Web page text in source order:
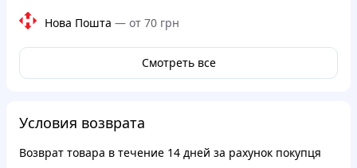
Нова Пошта — от 70 грн
Смотреть все
Условия возврата
Возврат товара в течение 14 дней за рахунок покупця